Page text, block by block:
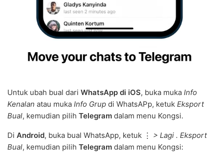
Untuk ubah bual dari WhatsApp di iOS, buka muka Info
Kenalan atau muka Info Grup di WhatsAPp, ketuk Eksport
Bual, kemudian pilih Telegram dalam menu Kongsi.
Di Android, buka bual WhatsApp, ketuk ⋮ > Lagi . Eksport
Bual, kemudian pilih Telegram dalam menu Kongsi: